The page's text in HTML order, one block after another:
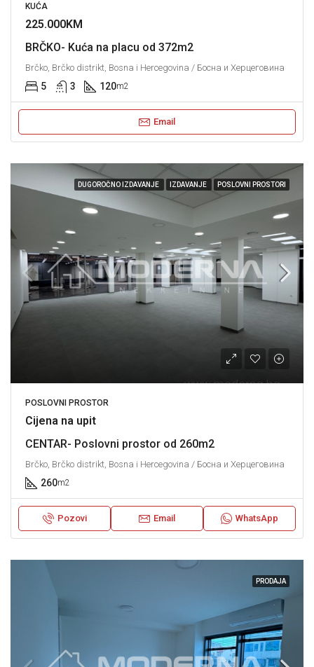
KUĆA
225.000KM
BRČKO- Kuća na placu od 372m2
Brčko, Brčko distrikt, Bosna i Hercegovina / Босна и Херцеговина
5 3 120m2
Email
DUGOROČNO IZDAVANJE IZDAVANJE POSLOVNI PROSTORI
POSLOVNI PROSTOR
Cijena na upit
CENTAR- Poslovni prostor od 260m2
Brčko, Brčko distrikt, Bosna i Hercegovina / Босна и Херцеговина
260m2
Pozovi Email WhatsApp
PRODAJA